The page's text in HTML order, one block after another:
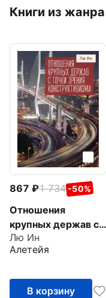
Книги из жанра
867 1 734 -50%
Отношения
крупных держав с
точки зрения
конструктивизма
Лю Ин
Алетейя
В корзину